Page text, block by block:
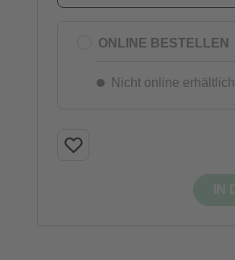
ONLINE BESTELLEN
Nicht online erhältlich